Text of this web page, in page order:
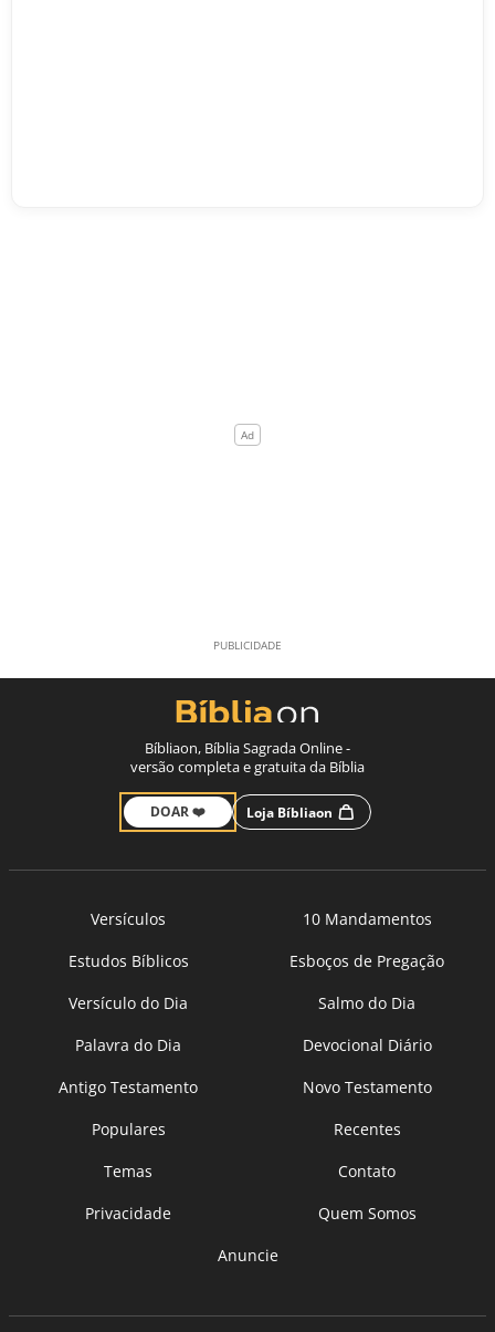
Bíbliaon, Bíblia Sagrada Online -
versão completa e gratuita da Bíblia
DOAR ❤️ Loja Bíbliaon
Versículos
10 Mandamentos
Estudos Bíblicos
Esboços de Pregação
Versículo do Dia
Salmo do Dia
Palavra do Dia
Devocional Diário
Antigo Testamento
Novo Testamento
Populares
Recentes
Temas
Contato
Privacidade
Quem Somos
Anuncie